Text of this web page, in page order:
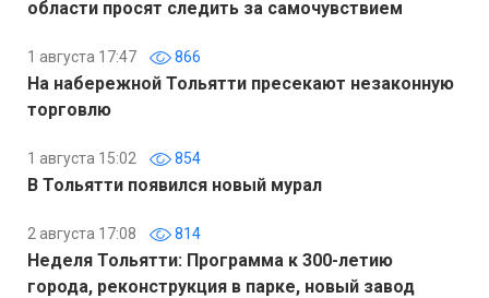
области просят следить за самочувствием
1 августа 17:47 866
На набережной Тольятти пресекают незаконную
торговлю
1 августа 15:02 854
В Тольятти появился новый мурал
2 августа 17:08 814
Неделя Тольятти: Программа к 300-летию
города, реконструкция в парке, новый завод